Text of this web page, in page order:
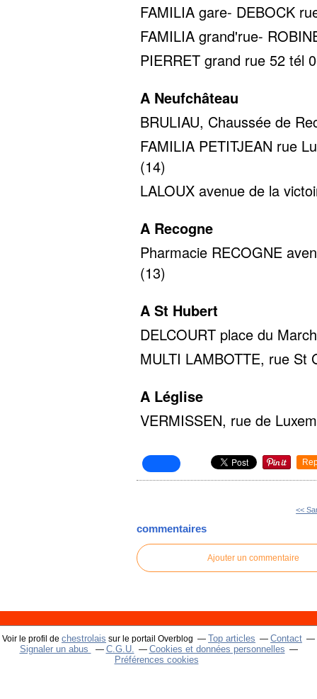
FAMILIA gare- DEBOCK
FAMILIA grand'rue-
PIERRET grand rue 52 tél
A Neufchâteau
BRULIAU, Chaussée de
FAMILIA PETITJEAN rue
(14)
LALOUX avenue de la
A Recogne
Pharmacie RECOGNE
(13)
A St Hubert
DELCOURT place du
MULTI LAMBOTTE, rue St
A Léglise
VERMISSEN, rue de
<<
commentaires
Ajouter un commentaire
Voir le profil de chestrolais sur le portail Overblog Top articles
Contact
Signaler un abus
C.G.U.
Cookies et données personnelles
Préférences cookies